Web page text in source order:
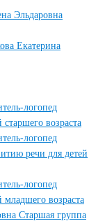
Эльдаровна
Екатерина
логопед
возраста
логопед
речи для детей
логопед
возраста
Старшая группа